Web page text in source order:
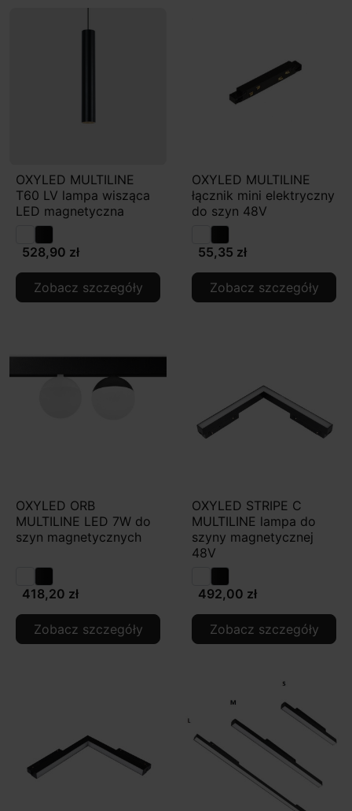
OXYLED MULTILINE
T60 LV lampa wisząca
LED magnetyczna
528,90 zł
Zobacz szczegóły
OXYLED MULTILINE
łącznik mini elektryczny
do szyn 48V
55,35 zł
Zobacz szczegóły
OXYLED ORB
MULTILINE LED 7W do
szyn magnetycznych
418,20 zł
Zobacz szczegóły
OXYLED STRIPE C
MULTILINE lampa do
szyny magnetycznej
48V
492,00 zł
Zobacz szczegóły